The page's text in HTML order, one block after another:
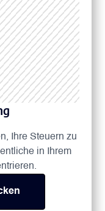
Ihre Steuern zu
in Ihrem